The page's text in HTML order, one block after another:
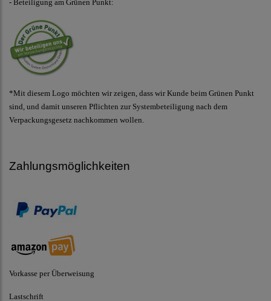
- Beteiligung am Grünen Punkt:
*Mit diesem Logo möchten wir zeigen, dass wir Kunde beim Grünen Punkt
sind, und damit unseren Pflichten zur Systembeteiligung nach dem
Verpackungsgesetz nachkommen wollen.
Zahlungsmöglichkeiten
Vorkasse per Überweisung
Lastschrift